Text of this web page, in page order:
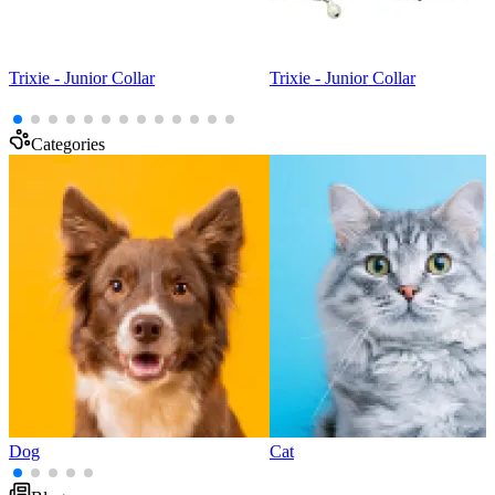
Trixie - Junior Collar Trixie - Junior Collar
Categories
Dog Cat